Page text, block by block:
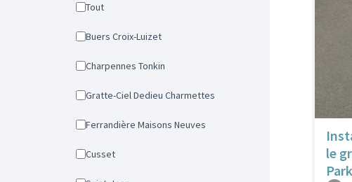
Tout
Buers Croix-Luizet
Charpennes Tonkin
Gratte-Ciel Dedieu Charmettes
Ferrandière Maisons Neuves
Cusset
le